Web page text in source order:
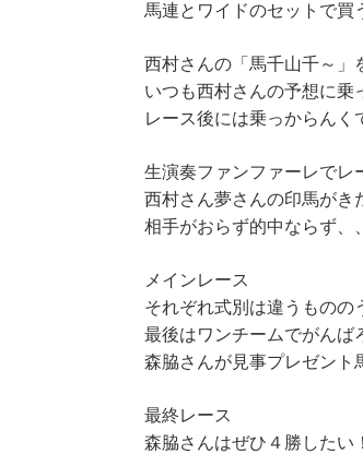
馬連とワイドのセットで買
西村さんの「馬千山千～」
いつも西村さんの予想に乗
レース後には乗っからん
生演奏ファンファーレでレ
西村さん夢さんの印馬がき
相手がおらず的中ならず、
メインレース
それぞれ式別は違うものの
最後はワンチームでがんば
森脇さんが見事プレゼント
最終レース
森脇さんはぜひ４勝したい